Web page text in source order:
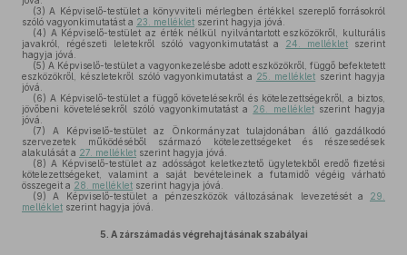
(3) A Képviselő-testület a könyvviteli mérlegben értékkel szereplő forrásokról
szóló vagyonkimutatást a 23. melléklet szerint hagyja jóvá.
(4) A Képviselő-testület az érték nélkül nyilvántartott eszközökről, kulturális
javakról, régészeti leletekről szóló vagyonkimutatást a 24. melléklet szerint
hagyja jóvá.
(5) A Képviselő-testület a vagyonkezelésbe adott eszközökről, függő befektetett
eszközökről, készletekről szóló vagyonkimutatást a 25. melléklet szerint hagyja
jóvá.
(6) A Képviselő-testület a függő követelésekről és kötelezettségekről, a biztos,
jövőbeni követelésekről szóló vagyonkimutatást a 26. mellékletszerint hagyja
jóvá.
(7) A Képviselő-testület az Önkormányzat tulajdonában álló gazdálkodó
szervezetek működéséből származó kötelezettségeket és részesedések
alakulását a 27. melléklet szerint hagyja jóvá.
(8) A Képviselő-testület az adósságot keletkeztető ügyletekből eredő fizetési
kötelezettségeket, valamint a saját bevételeinek a futamidő végéig várható
összegeit a 28. melléklet szerint hagyja jóvá.
(9) A Képviselő-testület a pénzeszközök változásának levezetését a 29.
melléklet szerint hagyja jóvá.
5. A zárszámadás végrehajtásának szabályai